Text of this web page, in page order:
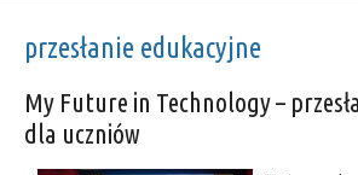
przesłanie edukacyjne
My Future in Technology –
dla uczniów